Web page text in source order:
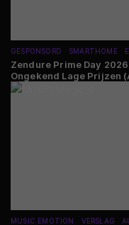
GESPONSORD SMARTHOME
Zendure Prime Day
Ongekend Lage Prijzen
MUSIC EMOTION VERSLAG